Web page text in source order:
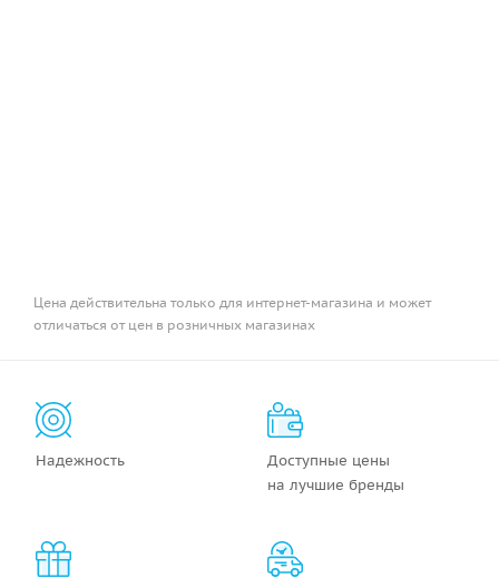
Цена действительна только для интернет-магазина и может
отличаться от цен в розничных магазинах
Надежность
Доступные цены
на лучшие бренды